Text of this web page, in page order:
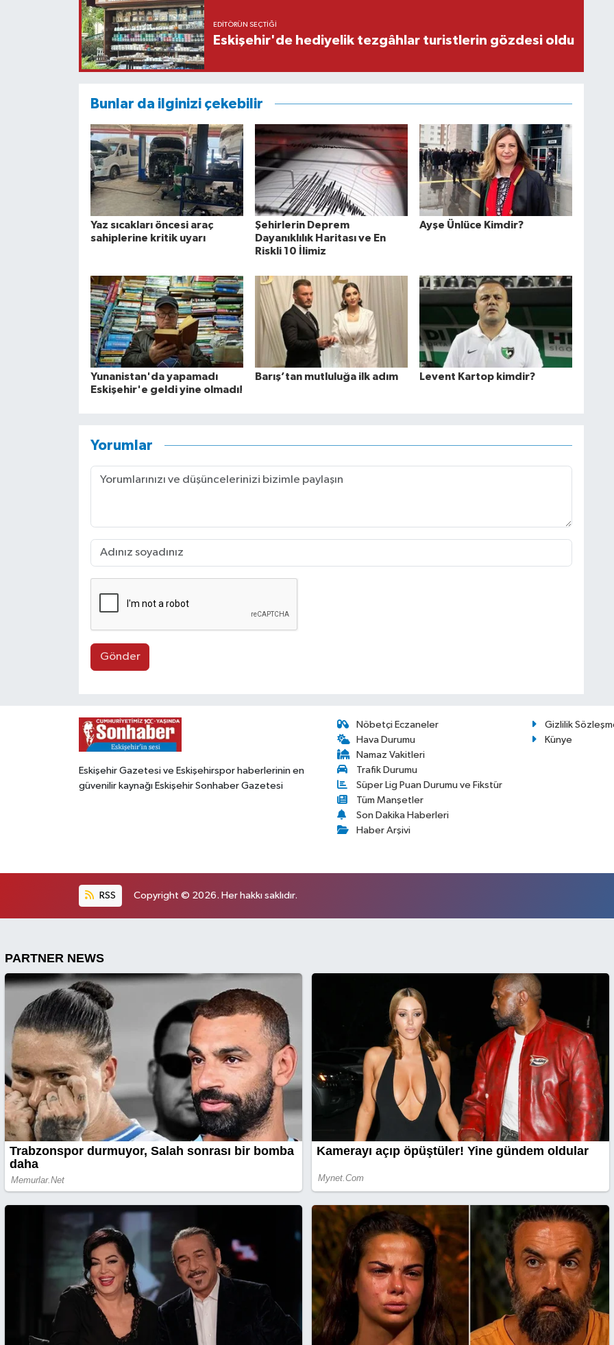
EDITÖRÜN SEÇTIĞI
Eskişehir'de hediyelik tezgâhlar turistlerin gözdesi oldu
Bunlar da ilginizi çekebilir
Yaz sıcakları öncesi araç
sahiplerine kritik uyarı
Şehirlerin Deprem
Dayanıklılık Haritası ve En
Riskli 10 İlimiz
Ayşe Ünlüce Kimdir?
Yunanistan'da yapamadı
Eskişehir'e geldi yine olmadı!
Barış’tan mutluluğa ilk adım Levent Kartop kimdir?
Yorumlar
Gönder
Eskişehir Gazetesi ve Eskişehirspor haberlerinin en
güvenilir kaynağı Eskişehir Sonhaber Gazetesi
Nöbetçi Eczaneler
Hava Durumu
Namaz Vakitleri
Trafik Durumu
Süper Lig Puan Durumu ve Fikstür
Tüm Manşetler
Son Dakika Haberleri
Haber Arşivi
Gizlilik
Künye
RSS Copyright © 2026. Her hakkı saklıdır.